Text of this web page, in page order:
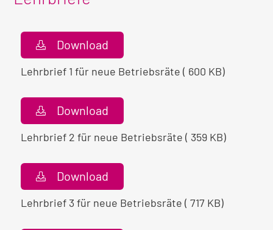
Download
Lehrbrief 1 für neue Betriebsräte ( 600 KB)
Download
Lehrbrief 2 für neue Betriebsräte ( 359 KB)
Download
Lehrbrief 3 für neue Betriebsräte ( 717 KB)